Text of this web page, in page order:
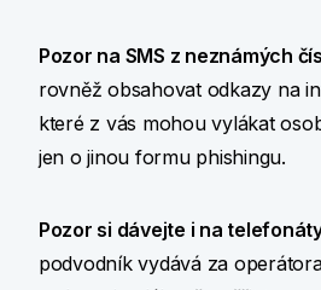
Pozor na SMS z neznámých
rovněž obsahovat odkazy na
které z vás mohou vylákat
jen o jinou formu phishingu.
Pozor si dávejte i na
podvodník vydává za